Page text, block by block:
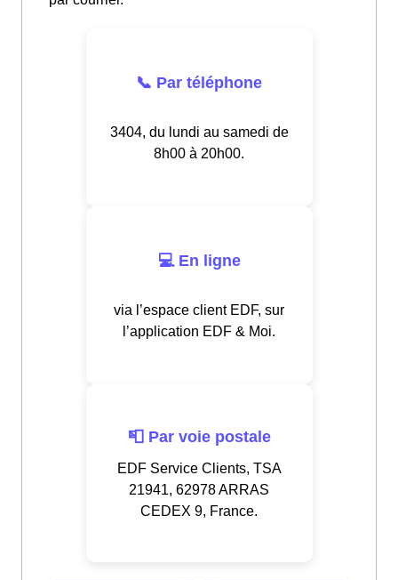
📞 Par téléphone
3404, du lundi au samedi de
8h00 à 20h00.
💻 En ligne
via l’espace client EDF, sur
l’application EDF & Moi.
📮 Par voie postale
EDF Service Clients, TSA
21941, 62978 ARRAS
CEDEX 9, France.